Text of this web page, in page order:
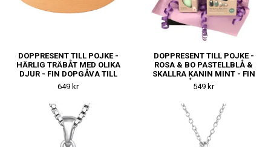
DOPPRESENT TILL POJKE -
HÄRLIG TRÄBÅT MED OLIKA
DJUR - FIN DOPGÅVA TILL
KILLE
649 kr
DOPPRESENT TILL POJKE -
ROSA & BO PASTELLBLÅ &
SKALLRA KANIN MINT - FIN
DOPGÅVA TILL KILLE
549 kr